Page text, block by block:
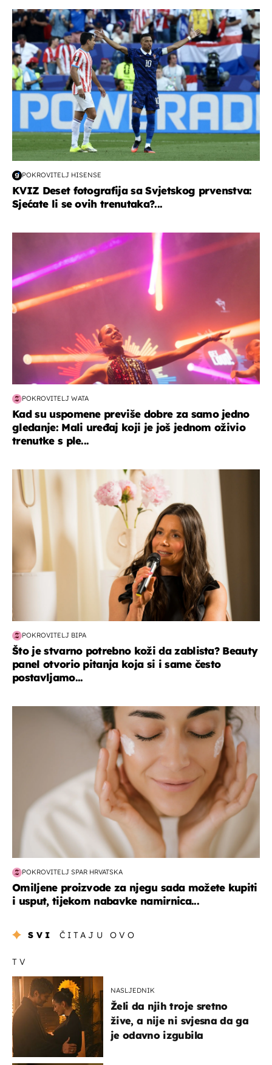
svjetsko prvenstvo 2026
POKROVITELJ HISENSE
KVIZ Deset fotografija sa Svjetskog prvenstva:
Sjećate li se ovih trenutaka?...
POKROVITELJ WATA
Kad su uspomene previše dobre za samo jedno
gledanje: Mali uređaj koji je još jednom oživio
trenutke s ple...
moda & ljepota
POKROVITELJ BIPA
Što je stvarno potrebno koži da zablista? Beauty
panel otvorio pitanja koja si i same često
postavljamo...
moda & ljepota
POKROVITELJ SPAR HRVATSKA
Omiljene proizvode za njegu sada možete kupiti
i usput, tijekom nabavke namirnica...
SVI ČITAJU OVO
TV
NASLJEDNIK
Želi da njih troje sretno
žive, a nije ni svjesna da ga
je odavno izgubila